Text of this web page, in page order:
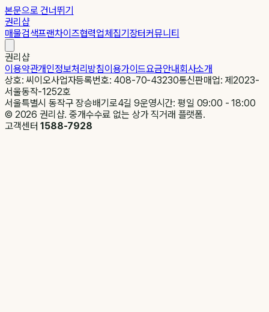
본문으로 건너뛰기
권리샵
매물검색프랜차이즈협력업체집기장터커뮤니티
권리샵
이용약관개인정보처리방침이용가이드요금안내회사소개
상호: 씨이오사업자등록번호: 408-70-43230통신판매업: 제2023-
서울동작-1252호
서울특별시 동작구 장승배기로4길 9운영시간: 평일 09:00 - 18:00
© 2026 권리샵. 중개수수료 없는 상가 직거래 플랫폼.
고객센터1588-7928